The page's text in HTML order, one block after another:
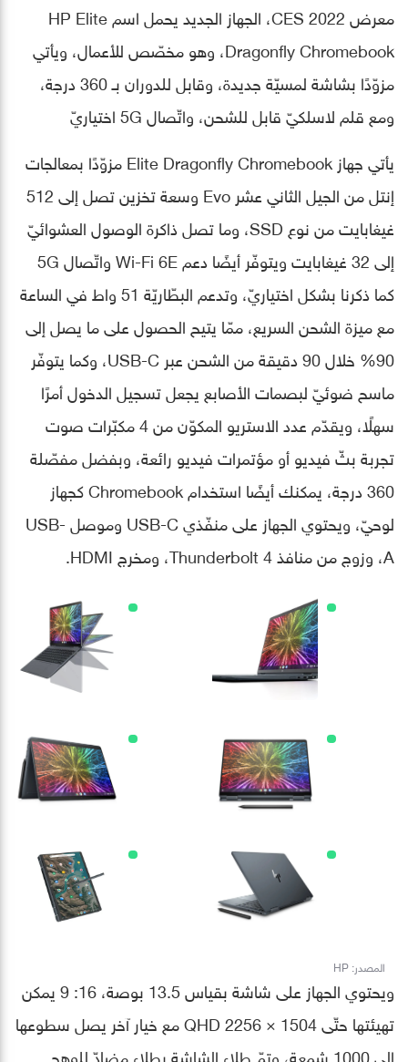
معرض CES 2022، الجهاز الجديد يحمل اسم HP Elite
Dragonfly Chromebook، وهو مخصّص للأعمال، ويأتي
مزوّدًا بشاشة لمسيّة جديدة، وقابل للدوران بـ 360 درجة،
ومع قلم لاسلكيّ قابل للشحن، واتّصال 5G اختياريّ
يأتي جهاز Elite Dragonfly Chromebook مزوّدًا بمعالجات
إنتل من الجيل الثاني عشر Evo وسعة تخزين تصل إلى 512
غيغابايت من نوع SSD، وما تصل ذاكرة الوصول العشوائيّ
إلى 32 غيغابايت ويتوفّر أيضًا دعم Wi-Fi 6E واتّصال 5G
كما ذكرنا بشكل اختياريّ، وتدعم البطّاريّة 51 واط في الساعة
مع ميزة الشحن السريع، ممّا يتيح الحصول على ما يصل إلى
90% خلال 90 دقيقة من الشحن عبر USB-C، وكما يتوفّر
ماسح ضوئيّ لبصمات الأصابع يجعل تسجيل الدخول أمرًا
سهلًا، ويقدّم عدد الاستريو المكوّن من 4 مكبّرات صوت
تجربة بثّ فيديو أو مؤتمرات فيديو رائعة، وبفضل مفصّلة
360 درجة، يمكنك أيضًا استخدام Chromebook كجهاز
لوحيّ، ويحتوي الجهاز على منفّذي USB-C وموصل USB-
A، وزوج من منافذ Thunderbolt 4، ومخرج HDMI.
المصدر: HP
ويحتوي الجهاز على شاشة بقياس 13.5 بوصة، 16: 9 يمكن
تهيئتها حتّى QHD 2256 × 1504 مع خيار آخر يصل سطوعها
إلى 1000 شمعة، وتمّ طلاء الشاشة بطلاء مضادّ للوهج